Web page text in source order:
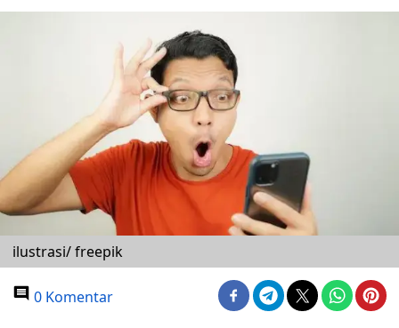
ilustrasi/ freepik
0 Komentar